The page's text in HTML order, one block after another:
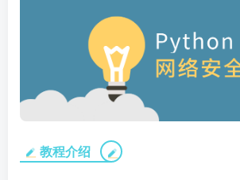
教程介绍